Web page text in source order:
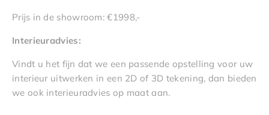
Prijs in de showroom: €1998,-
Interieuradvies:
Vindt u het fijn dat we een passende opstelling voor uw
interieur uitwerken in een 2D of 3D tekening, dan bieden
we ook interieuradvies op maat aan.